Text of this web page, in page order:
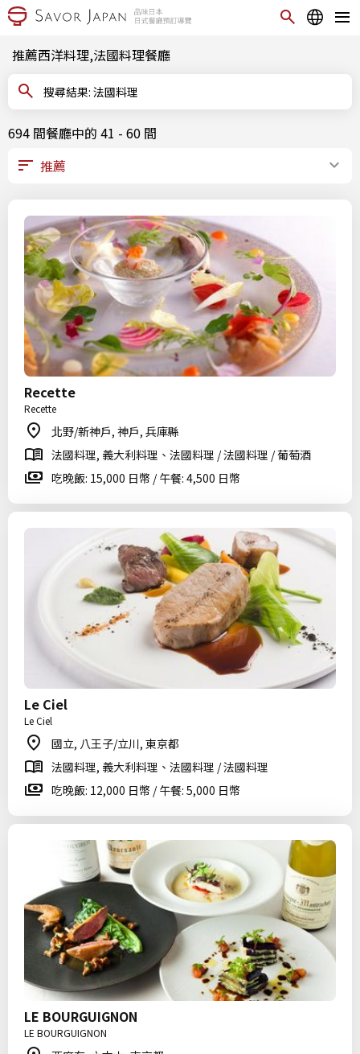
推薦西洋料理,法國料理餐廳
搜尋結果: 法國料理
694 間餐廳中的 41 - 60 間
Recette
Recette
北野/新神戶, 神戶, 兵庫縣
法國料理, 義大利料理、法國料理 / 法國料理 / 葡萄酒
吃晚飯: 15,000 日幣 / 午餐: 4,500 日幣
Le Ciel
Le Ciel
國立, 八王子/立川, 東京都
法國料理, 義大利料理、法國料理 / 法國料理
吃晚飯: 12,000 日幣 / 午餐: 5,000 日幣
LE BOURGUIGNON
LE BOURGUIGNON